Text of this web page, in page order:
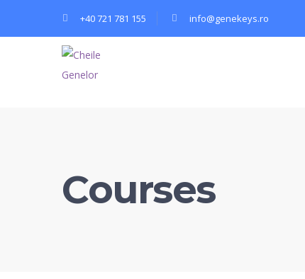
+40 721 781 155 info@genekeys.ro
Courses